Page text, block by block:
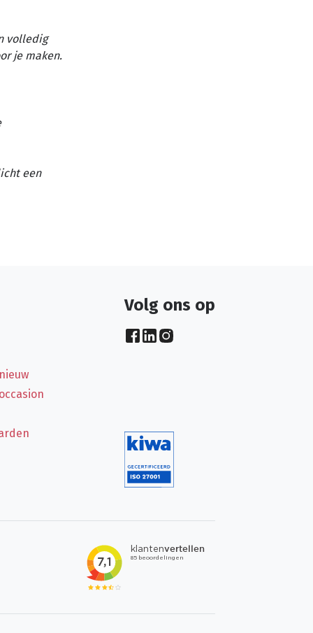
volledig
je maken.
een
Volg ons op